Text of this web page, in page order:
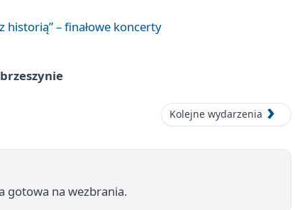
historią” – finałowe koncerty
Kolejne wydarzenia
gotowa na wezbrania.